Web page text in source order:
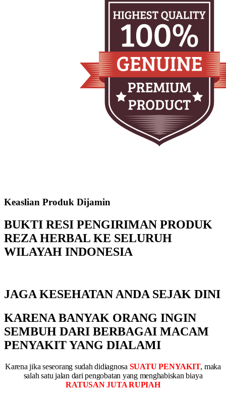
Keaslian Produk Dijamin
BUKTI RESI PENGIRIMAN PRODUK
REZA HERBAL KE SELURUH
WILAYAH INDONESIA
JAGA KESEHATAN ANDA SEJAK DINI
KARENA BANYAK ORANG INGIN
SEMBUH DARI BERBAGAI MACAM
PENYAKIT YANG DIALAMI
Karena jika seseorang sudah didiagnosa SUATU PENYAKIT, maka
salah satu jalan dari pengobatan yang menghabiskan biaya
RATUSAN JUTA RUPIAH